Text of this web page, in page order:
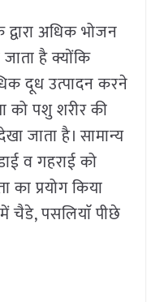
अधिक भोजन
है क्योंकि
दूध उत्पादन करने
को पशु शरीर की
जाता है। सामान्य
व गहराई को
का प्रयोग किया
चैडे, पसलियाॅ पीछे